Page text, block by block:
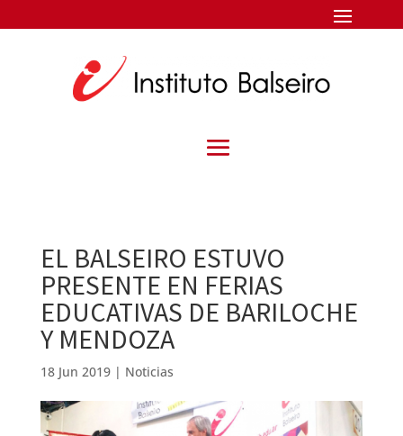
EL BALSEIRO ESTUVO
PRESENTE EN FERIAS
EDUCATIVAS DE BARILOCHE
Y MENDOZA
18 Jun 2019| Noticias